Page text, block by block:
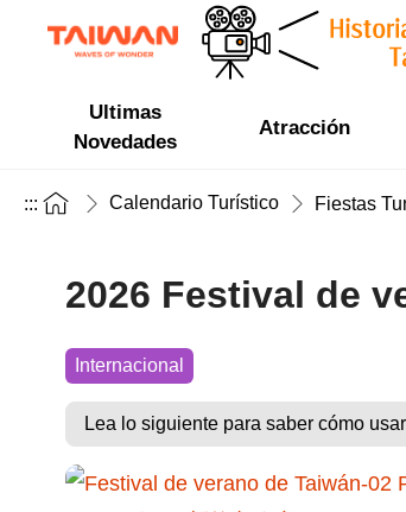
Ultimas
Novedades
Atracción
::: Calendario Turístico Fiestas
2026 Festival de
Internacional
Lea lo siguiente para saber cómo